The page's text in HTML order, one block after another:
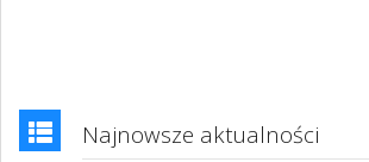
Najnowsze aktualności